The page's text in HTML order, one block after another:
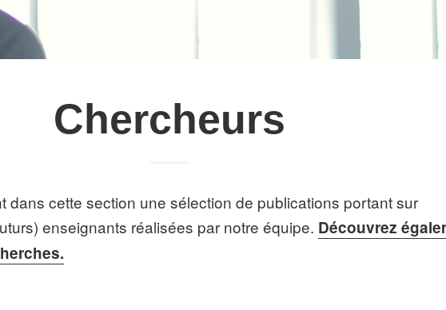
Chercheurs
dans cette section une sélection de publications portant sur
enseignants réalisées par notre équipe. Découvrez